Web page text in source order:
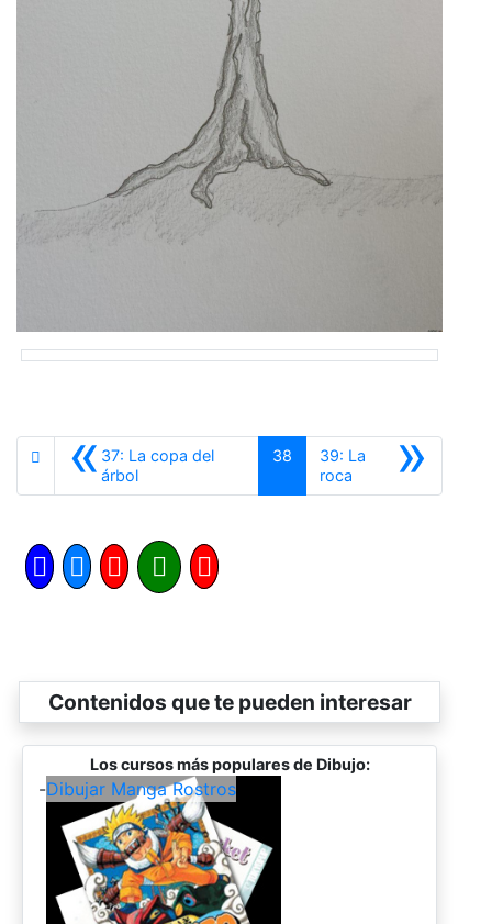
«37: La copa del
árbolAnterior
38 »
39: La
rocaSiguiente
Contenidos que te pueden interesar
Los cursos más populares de Dibujo:
-Dibujar Manga Rostros